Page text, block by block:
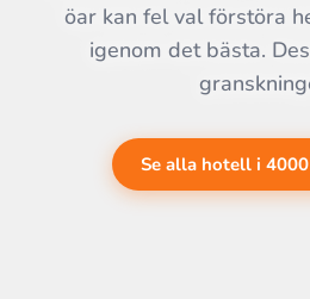
öar kan fel val förstöra
igenom det bästa.
Se alla hotell i